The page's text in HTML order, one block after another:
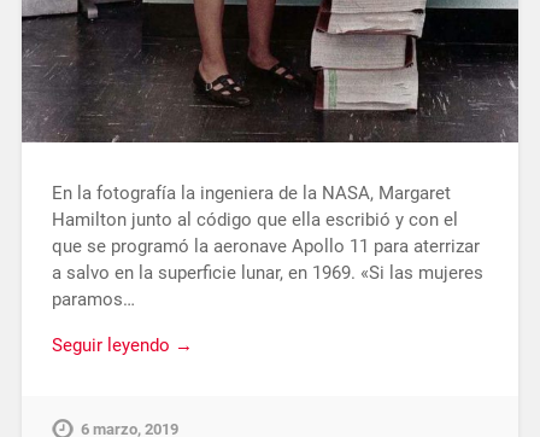
En la fotografía la ingeniera de la NASA, Margaret
Hamilton junto al código que ella escribió y con el
que se programó la aeronave Apollo 11 para aterrizar
a salvo en la superficie lunar, en 1969. «Si las mujeres
paramos…
Seguir leyendo →
6 marzo, 2019